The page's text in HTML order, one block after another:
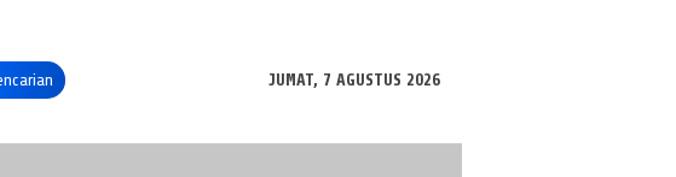
JUMAT, 7 AGUSTUS 2026